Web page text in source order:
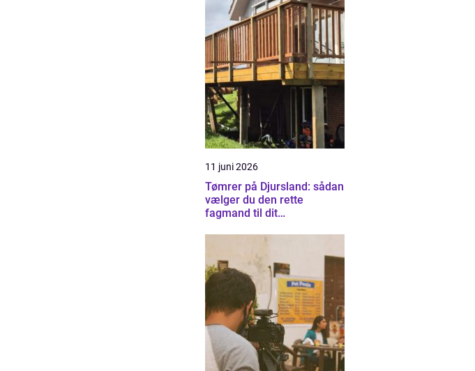
11 juni 2026
Tømrer på Djursland: sådan
vælger du den rette
fagmand til dit